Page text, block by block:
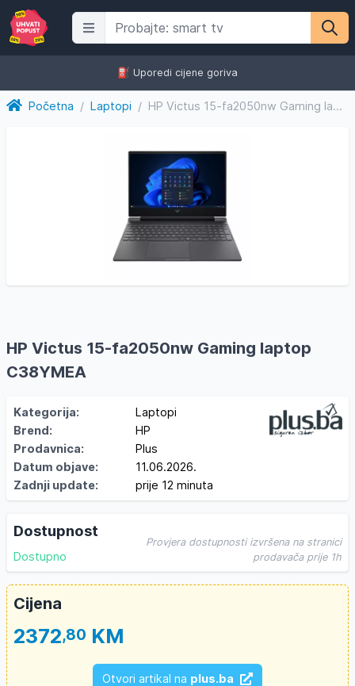
⛽️ Uporedi cijene goriva
Početna / Laptopi / HP Victus 15-fa2050nw Gaming laptop C38YMEA
HP Victus 15-fa2050nw Gaming laptop
C38YMEA
Kategorija:
Laptopi
Brend:
HP
Prodavnica:
Plus
Datum objave:
11.06.2026.
Zadnji update:
prije 12 minuta
Dostupnost
Dostupno
Provjera dostupnosti izvršena na stranici
prodavača prije 1h
Cijena
2372,80 KM
Otvori artikal na plus.ba